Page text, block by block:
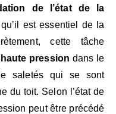
de l’état de la
est essentiel de la
cette tâche
pression dans le
saletés qui se sont
du toit. Selon l’état de
peut être précédé